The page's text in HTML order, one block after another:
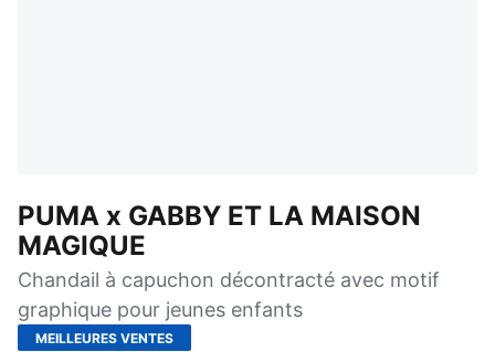
PUMA x GABBY ET LA MAISON
MAGIQUE
Chandail à capuchon décontracté avec motif
graphique pour jeunes enfants
MEILLEURES VENTES